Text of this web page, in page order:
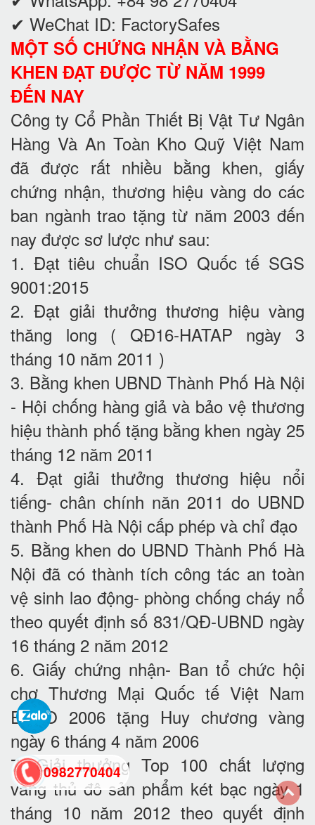
✔ WeChat ID: FactorySafes
MỘT SỐ CHỨNG NHẬN VÀ BẰNG
KHEN ĐẠT ĐƯỢC TỪ NĂM 1999
ĐẾN NAY
Công ty Cổ Phần Thiết Bị Vật Tư Ngân
Hàng Và An Toàn Kho Quỹ Việt Nam
đã được rất nhiều bằng khen, giấy
chứng nhận, thương hiệu vàng do các
ban ngành trao tặng từ năm 2003 đến
nay được sơ lược như sau:
1. Đạt tiêu chuẩn ISO Quốc tế SGS
9001:2015
2. Đạt giải thưởng thương hiệu vàng
thăng long ( QĐ16-HATAP ngày 3
tháng 10 năm 2011 )
3. Bằng khen UBND Thành Phố Hà Nội
- Hội chống hàng giả và bảo vệ thương
hiệu thành phố tặng bằng khen ngày 25
tháng 12 năm 2011
4. Đạt giải thưởng thương hiệu nổi
tiếng- chân chính năn 2011 do UBND
thành Phố Hà Nội cấp phép và chỉ đạo
5. Bằng khen do UBND Thành Phố Hà
Nội đã có thành tích công tác an toàn
vệ sinh lao động- phòng chống cháy nổ
theo quyết định số 831/QĐ-UBND ngày
16 tháng 2 năm 2012
6. Giấy chứng nhận- Ban tổ chức hội
chợ Thương Mại Quốc tế Việt Nam
EXPO 2006 tặng Huy chương vàng
ngày 6 tháng 4 năm 2006
7. Giải thưởng Top 100 chất lượng
vàng thủ đô sản phẩm két bạc ngày 1
tháng 10 năm 2012 theo quyết định
0982770404
back